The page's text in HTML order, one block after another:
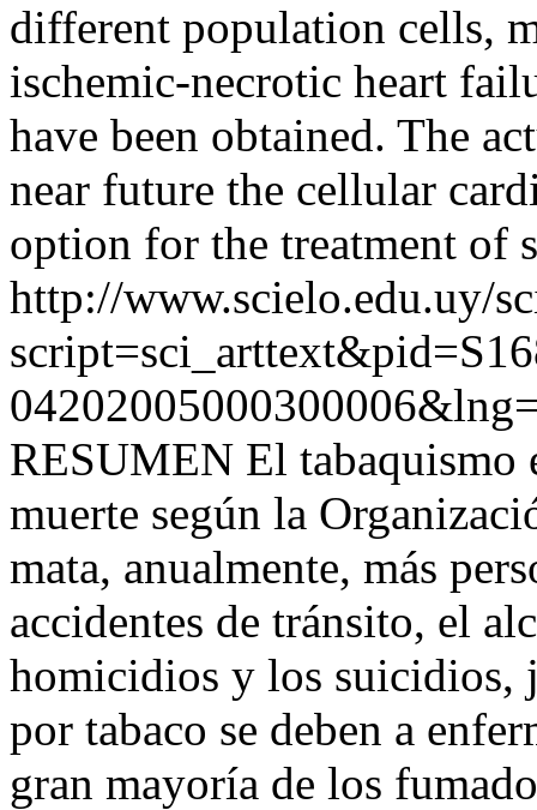
different population cells,
ischemic-necrotic heart
have been obtained. The
near future the cellular
option for the treatment of
http://www.scielo.edu.uy/
RESUMEN El tabaquismo
muerte según la
mata, anualmente, más
accidentes de tránsito, el
homicidios y los suicidios,
por tabaco se deben a
gran mayoría de los